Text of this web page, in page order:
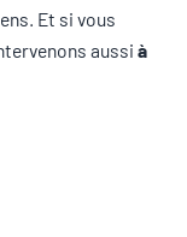
Et si vous
aussi à